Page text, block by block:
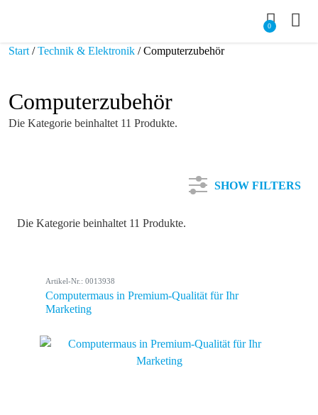
0
Start /Technik & Elektronik / Computerzubehör
Computerzubehör
Die Kategorie beinhaltet 11 Produkte.
SHOW FILTERS
Farbe
Die Kategorie beinhaltet 11 Produkte.
Artikel-Nr.: 0013938
Computermaus in Premium-Qualität für Ihr
Marketing